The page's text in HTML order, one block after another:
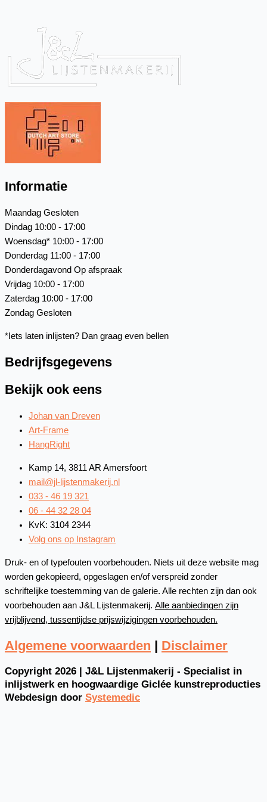
Informatie
Maandag Gesloten
Dindag 10:00 - 17:00
Woensdag* 10:00 - 17:00
Donderdag 11:00 - 17:00
Donderdagavond Op afspraak
Vrijdag 10:00 - 17:00
Zaterdag 10:00 - 17:00
Zondag Gesloten
*Iets laten inlijsten? Dan graag even bellen
Bedrijfsgegevens
Bekijk ook eens
Johan van Dreven
Art-Frame
HangRight
Kamp 14, 3811 AR Amersfoort
mail@jl-lijstenmakerij.nl
033 - 46 19 321
06 - 44 32 28 04
KvK: 3104 2344
Volg ons op Instagram
Druk- en of typefouten voorbehouden. Niets uit deze website mag
worden gekopieerd, opgeslagen en/of verspreid zonder
schriftelijke toestemming van de galerie. Alle rechten zijn dan ook
voorbehouden aan J&L Lijstenmakerij. Alle aanbiedingen zijn
vrijblijvend, tussentijdse prijswijzigingen voorbehouden.
Algemene voorwaarden | Disclaimer
Copyright 2026 | J&L Lijstenmakerij - Specialist in
inlijstwerk en hoogwaardige Giclée kunstreproducties
Webdesign door Systemedic